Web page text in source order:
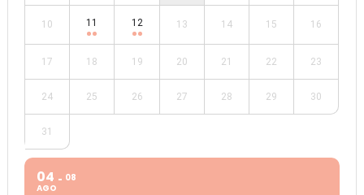
10 11 12 13 14 15 16
17 18 19 20 21 22 23
24 25 26 27 28 29 30
31
04
AGO
08